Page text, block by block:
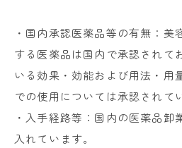
・国内承認医薬品等の有無：美
する医薬品は国内で承認されて
いる効果・効能および用法・用
での使用については承認されて
・入手経路等：国内の医薬品卸
入れています。